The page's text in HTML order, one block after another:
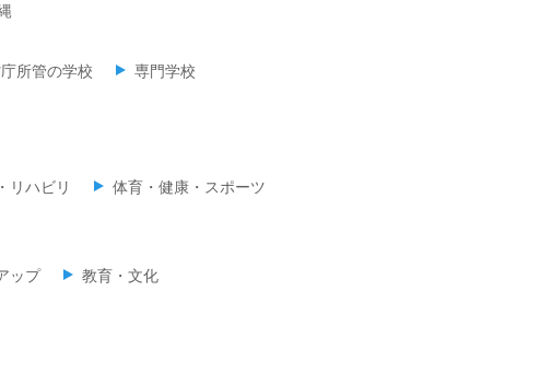
所管の学校
専門学校
リハビリ 体育・健康・スポーツ
ップ 教育・文化